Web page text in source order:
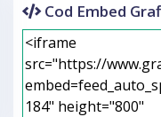
Cod Embed